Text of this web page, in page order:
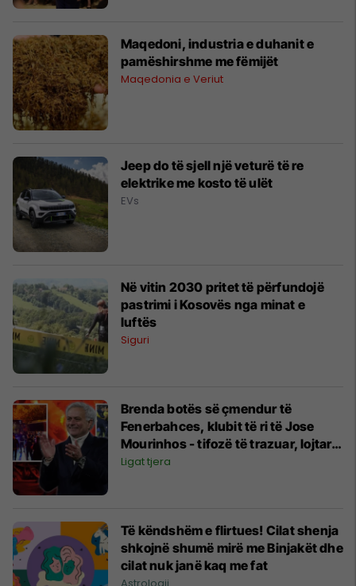
Maqedoni, industria e duhanit e
pamëshirshme me fëmijët
Maqedonia e Veriut
Jeep do të sjell një veturë të re
elektrike me kosto të ulët
EVs
Në vitin 2030 pritet të përfundojë
pastrimi i Kosovës nga minat e
luftës
Siguri
Brenda botës së çmendur të
Fenerbahces, klubit të ri të Jose
Mourinhos - tifozë të trazuar, lojtarë
që po largohen dhe huliganë
Ligat tjera
Të këndshëm e flirtues! Cilat shenja
shkojnë shumë mirë me Binjakët dhe
cilat nuk janë kaq me fat